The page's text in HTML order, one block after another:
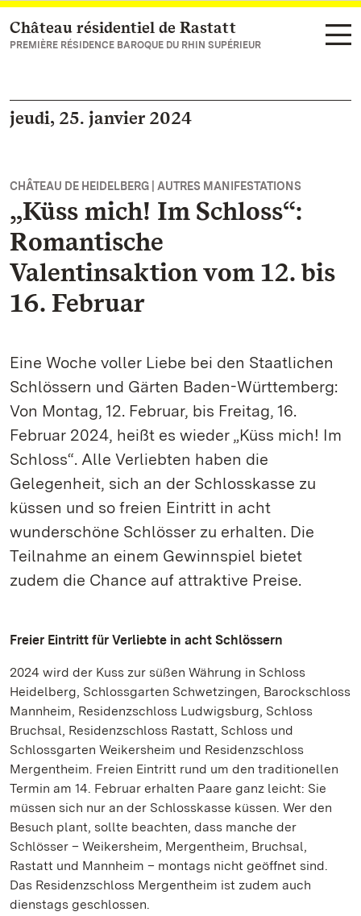
Vers la page d’accueil
Château résidentiel de Rastatt
PREMIÈRE RÉSIDENCE BAROQUE DU RHIN SUPÉRIEUR
jeudi, 25. janvier 2024
CHÂTEAU DE HEIDELBERG | AUTRES MANIFESTATIONS
„Küss mich! Im Schloss“:
Romantische
Valentinsaktion vom 12. bis
16. Februar
Eine Woche voller Liebe bei den Staatlichen
Schlössern und Gärten Baden-Württemberg:
Von Montag, 12. Februar, bis Freitag, 16.
Februar 2024, heißt es wieder „Küss mich! Im
Schloss“. Alle Verliebten haben die
Gelegenheit, sich an der Schlosskasse zu
küssen und so freien Eintritt in acht
wunderschöne Schlösser zu erhalten. Die
Teilnahme an einem Gewinnspiel bietet
zudem die Chance auf attraktive Preise.
Freier Eintritt für Verliebte in acht Schlössern
2024 wird der Kuss zur süßen Währung in Schloss
Heidelberg, Schlossgarten Schwetzingen, Barockschloss
Mannheim, Residenzschloss Ludwigsburg, Schloss
Bruchsal, Residenzschloss Rastatt, Schloss und
Schlossgarten Weikersheim und Residenzschloss
Mergentheim. Freien Eintritt rund um den traditionellen
Termin am 14. Februar erhalten Paare ganz leicht: Sie
müssen sich nur an der Schlosskasse küssen. Wer den
Besuch plant, sollte beachten, dass manche der
Schlösser – Weikersheim, Mergentheim, Bruchsal,
Rastatt und Mannheim – montags nicht geöffnet sind.
Das Residenzschloss Mergentheim ist zudem auch
dienstags geschlossen.